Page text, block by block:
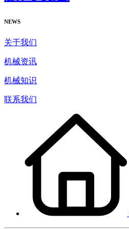
NEWS
关于我们
机械资讯
机械知识
联系我们